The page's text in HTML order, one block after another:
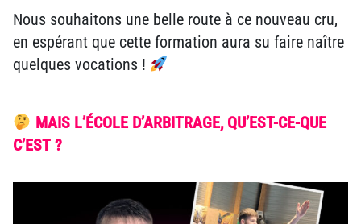
Nous souhaitons une belle route à ce nouveau cru,
en espérant que cette formation aura su faire naître
quelques vocations !
MAIS L’ÉCOLE D’ARBITRAGE, QU’EST-CE-QUE
C’EST ?